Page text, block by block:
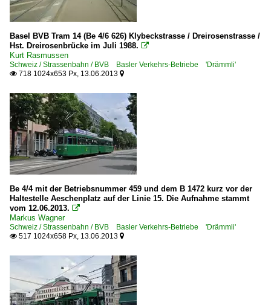
Basel BVB Tram 14 (Be 4/6 626) Klybeckstrasse / Dreirosenstrasse /
Hst. Dreirosenbrücke im Juli 1988. 
Kurt Rasmussen
Schweiz / Strassenbahn / BVB Basler Verkehrs-Betriebe 'Drämmli'
 718 1024x653 Px, 13.06.2013 
Be 4/4 mit der Betriebsnummer 459 und dem B 1472 kurz vor der
Haltestelle Aeschenplatz auf der Linie 15. Die Aufnahme stammt
vom 12.06.2013. 
Markus Wagner
Schweiz / Strassenbahn / BVB Basler Verkehrs-Betriebe 'Drämmli'
 517 1024x658 Px, 13.06.2013 